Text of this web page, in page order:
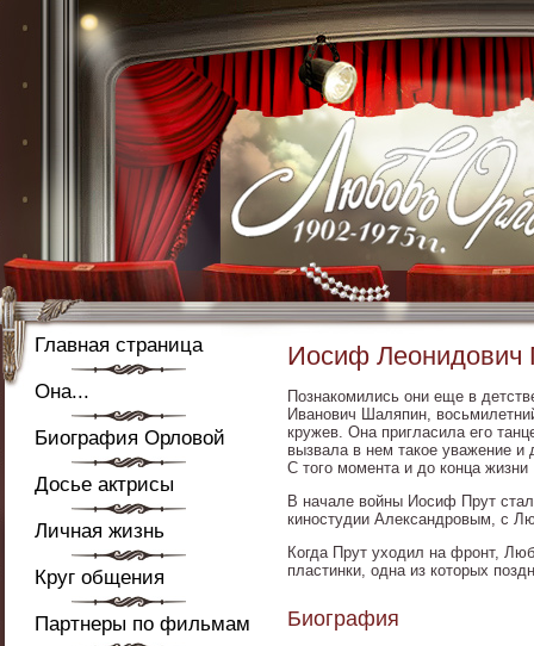
Главная страница
Она...
Биография Орловой
Досье актрисы
Личная жизнь
Круг общения
Партнеры по фильмам
Иосиф Леонидович
Познакомились они еще в
Иванович Шаляпин,
кружев. Она пригласила его
вызвала в нем такое уважение
С того момента и до конца
В начале войны Иосиф Прут
киностудии Александровым, с
Когда Прут уходил на фронт,
пластинки, одна из которых
Биография